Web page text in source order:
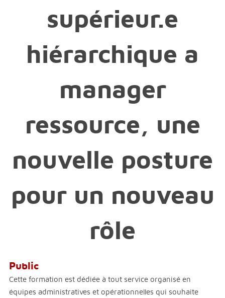
supérieur.e
hiérarchique a
manager
ressource, une
nouvelle posture
pour un nouveau
rôle
Public
Cette formation est dédiée à tout service organisé en
équipes administratives et opérationnelles qui souhaite